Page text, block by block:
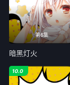
第6集
暗黑灯火
10.0